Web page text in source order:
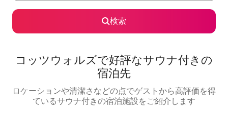
検索
コッツウォルズで好評なサウナ付きの
宿泊先
ロケーションや清潔さなどの点でゲストから高評価を得
ているサウナ付きの宿泊施設をご紹介します